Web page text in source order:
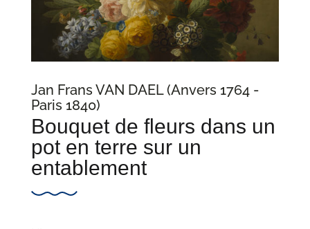
Jan Frans VAN DAEL (Anvers 1764 -
Paris 1840)
Bouquet de fleurs dans un
pot en terre sur un
entablement